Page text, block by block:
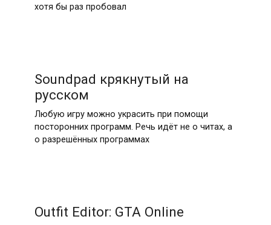
хотя бы раз пробовал
Soundpad крякнутый на
русском
Любую игру можно украсить при помощи
посторонних программ. Речь идёт не о читах, а
о разрешённых программах
Outfit Editor: GTA Online